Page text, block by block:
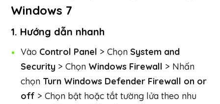
Windows 7
1. Hướng dẫn nhanh
Vào Control Panel > Chọn System and
Security > Chọn Windows Firewall > Nhấn
chọn Turn Windows Defender Firewall on or
off > Chọn bật hoặc tắt tường lửa theo nhu